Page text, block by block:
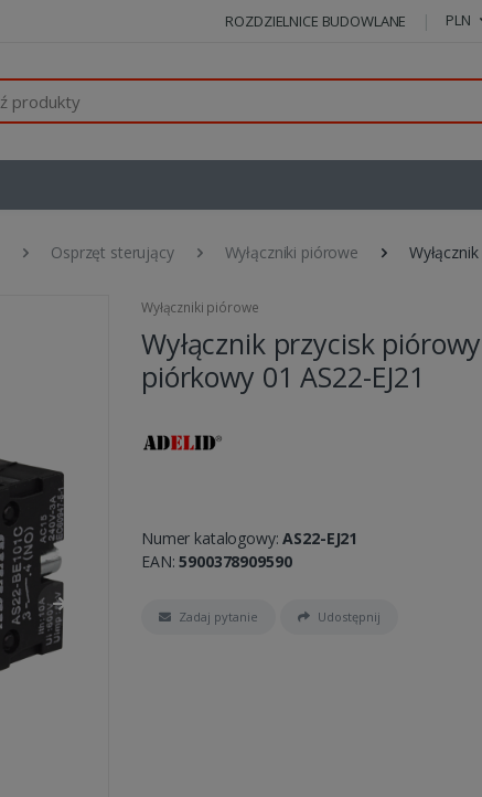
ROZDZIELNICE BUDOWLANE PLN
Osprzęt sterujący Wyłączniki piórowe
Wyłączniki piórowe
Wyłącznik przycisk piórowy
piórkowy 01 AS22-EJ21
Numer katalogowy:AS22-EJ21
EAN:5900378909590
Zadaj pytanie Udostępnij